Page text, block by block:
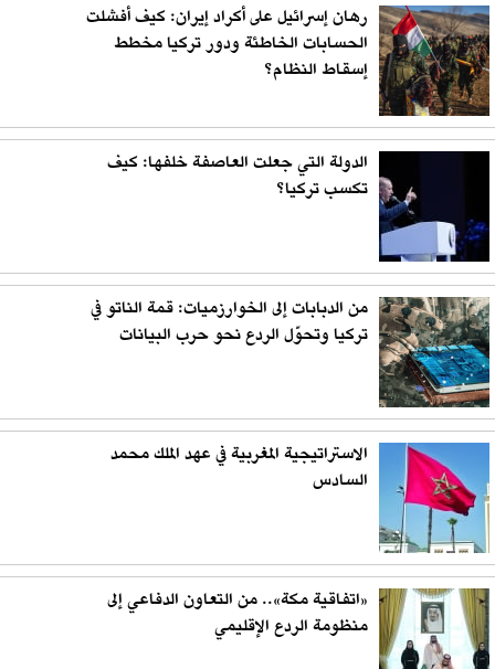
رهان إسرائيل على أكراد إيران: كيف أفشلت
الحسابات الخاطئة ودور تركيا مخطط
إسقاط النظام؟
الدولة التي جعلت العاصفة خلفها: كيف
تكسب تركيا؟
من الدبابات إلى الخوارزميات: قمة الناتو في
تركيا وتحوّل الردع نحو حرب البيانات
الاستراتيجية المغربية في عهد الملك محمد
السادس
«اتفاقية مكة».. من التعاون الدفاعي إلى
منظومة الردع الإقليمي